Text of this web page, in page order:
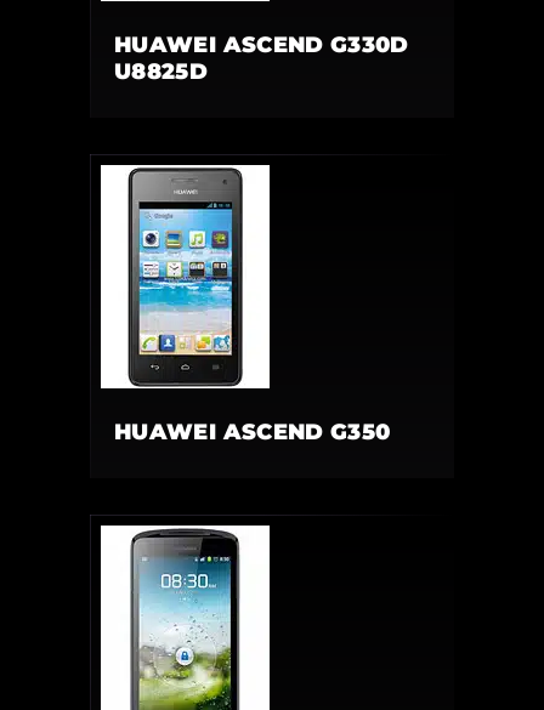
HUAWEI ASCEND G330D
U8825D
HUAWEI ASCEND G350